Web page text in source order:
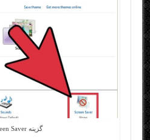
گزینه Screen Saver